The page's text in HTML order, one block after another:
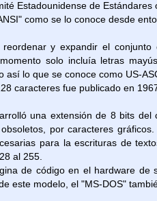
Estadounidense de
como se lo conoce desde
y expandir el
solo incluía letras
así lo que se conoce como US-
caracteres fue publicado en
una extensión de 8 bits
por caracteres
para la escrituras de
al 255.
de código en el hardware
este modelo, el "MS-DOS"